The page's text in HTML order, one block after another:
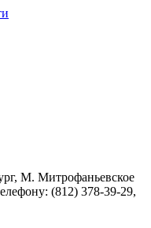
М. Митрофаньевское
(812) 378-39-29,